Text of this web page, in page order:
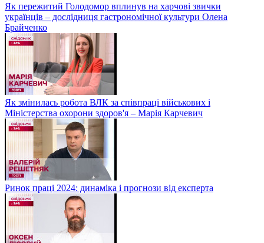
Як пережитий Голодомор вплинув на харчові звички
українців – дослідниця гастрономічної культури Олена
Брайченко
Як змінилась робота ВЛК за співпраці військових і
Міністерства охорони здоров'я – Марія Карчевич
Ринок праці 2024: динаміка і прогнози від експерта